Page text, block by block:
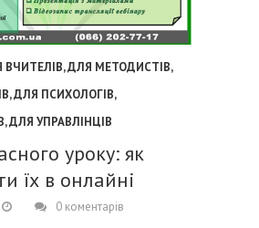
ВЧИТЕЛІВ,ДЛЯ МЕТОДИСТІВ,
,ДЛЯ ПСИХОЛОГІВ,
,ДЛЯ УПРАВЛІНЦІВ
уроку: як
їх в онлайні
0 коментарів